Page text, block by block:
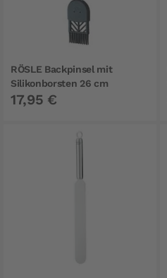
RÖSLE Backpinsel mit
Silikonborsten 26 cm
17,95 €